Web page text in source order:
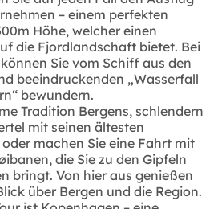
– einem perfekten
Höhe, welcher einen
die Fjordlandschaft bietet. Bei
Sie vom Schiff aus den
beeindruckenden „Wasserfall
bewundern.
Tradition Bergens, schlendern
mit seinen ältesten
machen Sie eine Fahrt mit
die Sie zu den Gipfeln
bringt. Von hier aus genießen
über Bergen und die Region.